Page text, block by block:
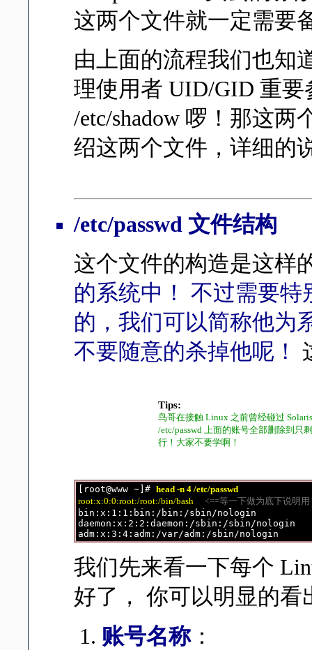
这两个文件就一定需要
由上面的流程我们也知
理使用者 UID/GID 重要
/etc/shadow 啰！那这
绍这两个文件，详细的
/etc/passwd 文件结构
这个文件的构造是这样
的系统中！ 不过需要
的，我们可以简称他为
不要随意的杀掉他呢！
Tips:
鸟哥在接触 Linux 之前曾经碰过
/etc/passwd 上面的账号全部删除到只
行！大家不要学啊！
[root@www ~]# head -n 4 /etc/passwd
root:x:0:0:root:/root:/bin/bash
<==等一下做为底下说明用
bin:x:1:1:bin:/bin:/sbin/nologin
daemon:x:2:2:daemon:/sbin:/sbin/nologin
我们先来看一下每个
好了， 你可以明显的
账号名称：